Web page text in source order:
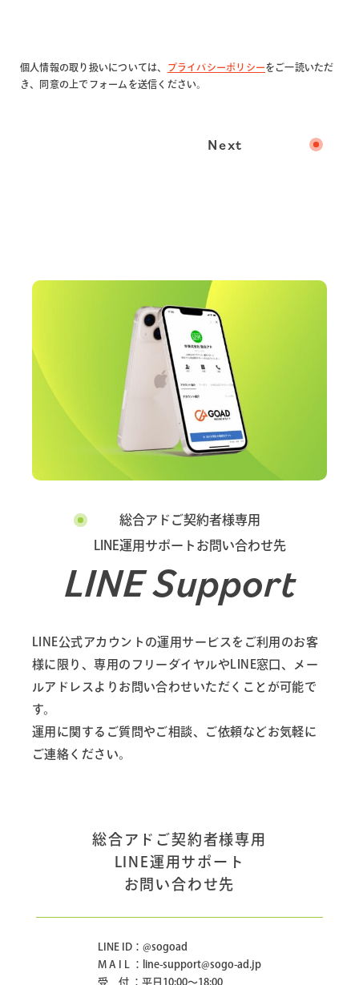
個人情報の取り扱いについては、 プライバシーポリシーをご一読いただ
き、同意の上でフォームを送信ください。
Next
総合アドご契約者様専用
LINE運用サポートお問い合わせ先
LINE Support
LINE公式アカウントの運用サービスをご利用のお客
様に限り、専用のフリーダイヤルやLINE窓口、メー
ルアドレスよりお問い合わせいただくことが可能で
す。
運用に関するご質問やご相談、ご依頼などお気軽に
ご連絡ください。
総合アドご契約者様専用
LINE運用サポート
お問い合わせ先
LINE ID： @sogoad
M A I L ：
line-support@sogo-ad.jp
受 付 ：平日10:00〜18:00